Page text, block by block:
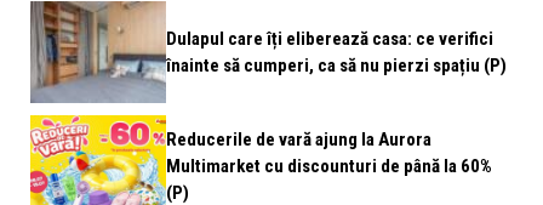
Dulapul care îți eliberează casa: ce verifici
înainte să cumperi, ca să nu pierzi spațiu (P)
Reducerile de vară ajung la Aurora
Multimarket cu discounturi de până la 60%
(P)